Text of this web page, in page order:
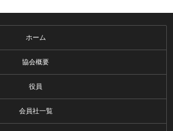
ホーム
協会概要
役員
会員社一覧